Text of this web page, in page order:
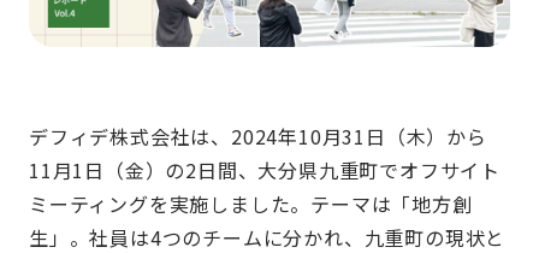
デフィデ株式会社は、2024年10月31日（木）から
11月1日（金）の2日間、大分県九重町でオフサイト
ミーティングを実施しました。テーマは「地方創
生」。社員は4つのチームに分かれ、九重町の現状と